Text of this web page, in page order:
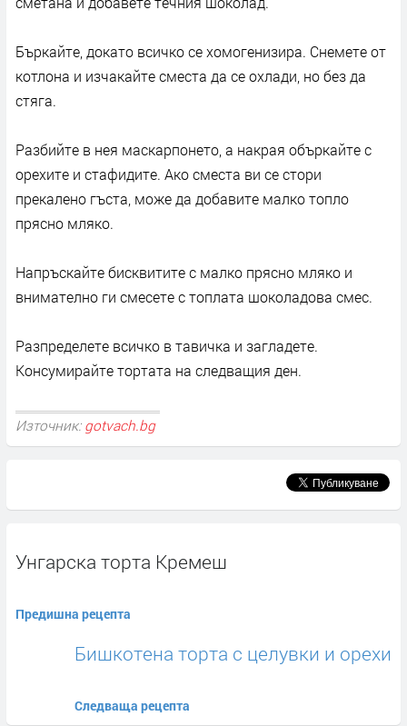
Бъркайте, докато всичко се хомогенизира. Снемете от
котлона и изчакайте сместа да се охлади, но без да
стяга.
Разбийте в нея маскарпонето, а накрая объркайте с
орехите и стафидите. Ако сместа ви се стори
прекалено гъста, може да добавите малко топло
прясно мляко.
Напръскайте бисквитите с малко прясно мляко и
внимателно ги смесете с топлата шоколадова смес.
Разпределете всичко в тавичка и загладете.
Консумирайте тортата на следващия ден.
Източник: gotvach.bg
Унгарска торта Кремеш
Предишна рецепта
Бишкотена торта с целувки и орехи
Следваща рецепта